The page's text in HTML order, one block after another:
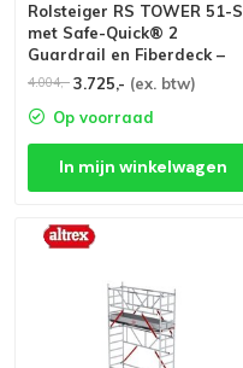
Rolsteiger RS TOWER 51-S
met Safe-Quick® 2
Guardrail en Fiberdeck –
75x245 4,2m werkhoogte
4.004,- 3.725,- (ex. btw)
Op voorraad
In mijn winkelwagen